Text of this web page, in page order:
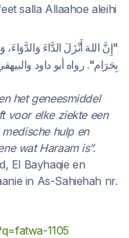
salla Allaahoe aleihi
"إِنَّ اللهَ أَنْزَلَ الدَّاءَ
بِحَرَام". رواه أبو داود
het geneesmiddel
voor elke ziekte een
hulp en
wat Haraam is”.
El Bayhaqie en
in As-Sahiehah nr.
1105